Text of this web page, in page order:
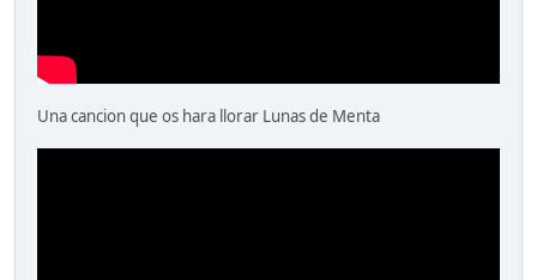
Una cancion que os hara llorar Lunas de Menta